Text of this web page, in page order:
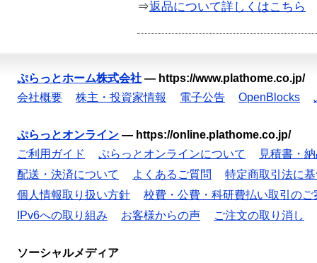
⇒返品について詳しくはこちら
ぷらっとホーム株式会社 — https://www.plathome.co.jp/
会社概要
株主・投資家情報 電子公告 OpenBlocks
ぷらっとオンライン — https://online.plathome.co.jp/
ご利用ガイド
ぷらっとオンラインについて
見積書・
配送・決済について
よくあるご質問
特定商取引法に
個人情報取り扱い方針
校費・公費・科研費払い取引のご
IPv6への取り組み
お客様からの声 ご注文の取り消し
ソーシャルメディア